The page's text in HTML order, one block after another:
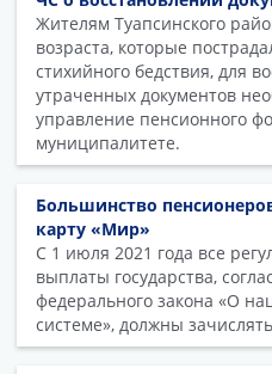
Жителям Туапсинского
возраста, которые
стихийного бедствия, для
утраченных документов
управление пенсионного
муниципалитете.
Большинство
карту «Мир»
С 1 июля 2021 года все
выплаты государства,
федерального закона «О
системе», должны